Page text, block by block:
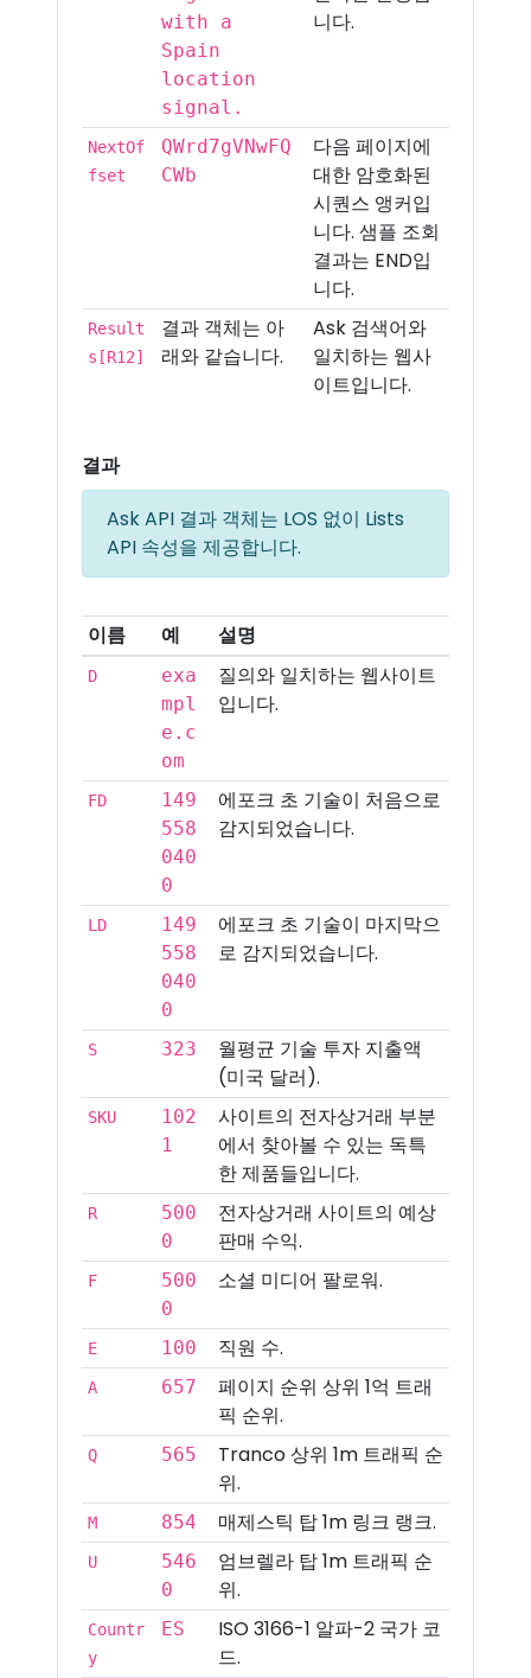
with a
Spain
location
signal.
니다.
NextOf
fset
QWrd7gVNwFQ
CWb
다음 페이지에
대한 암호화된
시퀀스 앵커입
니다. 샘플 조회
결과는 END입
니다.
Result
s[R12]
결과 객체는 아
래와 같습니다.
Ask 검색어와
일치하는 웹사
이트입니다.
결과
Ask API 결과 객체는 LOS 없이 Lists
API 속성을 제공합니다.
이름 예 설명
D
exa
mpl
e.c
om
질의와 일치하는 웹사이트
입니다.
FD
149
558
040
0
에포크 초 기술이 처음으로
감지되었습니다.
LD
149
558
040
0
에포크 초 기술이 마지막으
로 감지되었습니다.
S 323
월평균 기술 투자 지출액
(미국 달러).
SKU
102
1
사이트의 전자상거래 부분
에서 찾아볼 수 있는 독특
한 제품들입니다.
R
500
0
전자상거래 사이트의 예상
판매 수익.
F
500
0
소셜 미디어 팔로워.
E 100 직원 수.
A 657
페이지 순위 상위 1억 트래
픽 순위.
Q 565
Tranco 상위 1m 트래픽 순
위.
M 854 매제스틱 탑 1m 링크 랭크.
U
546
0
엄브렐라 탑 1m 트래픽 순
위.
Countr
y
ES
ISO 3166-1 알파-2 국가 코
드.